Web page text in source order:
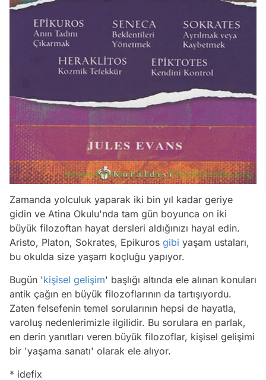
Zamanda yolculuk yaparak iki bin yıl kadar geriye
gidin ve Atina Okulu'nda tam gün boyunca on iki
büyük filozoftan hayat dersleri aldığınızı hayal edin.
Aristo, Platon, Sokrates, Epikuros gibi yaşam ustaları,
bu okulda size yaşam koçluğu yapıyor.
Bugün 'kişisel gelişim' başlığı altında ele alınan konuları
antik çağın en büyük filozoflarının da tartışıyordu.
Zaten felsefenin temel sorularının hepsi de hayatla,
varoluş nedenlerimizle ilgilidir. Bu sorulara en parlak,
en derin yanıtları veren büyük filozoflar, kişisel gelişimi
bir 'yaşama sanatı' olarak ele alıyor.
* idefix